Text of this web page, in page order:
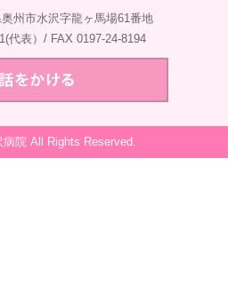
州市水沢字龍ヶ馬場61番地
代表）/ FAX 0197-24-8194
院 All Rights Reserved.